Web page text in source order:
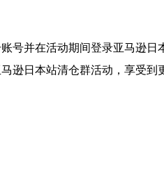
号并在活动期间登录亚马逊
逊日本站清仓群活动，享受到